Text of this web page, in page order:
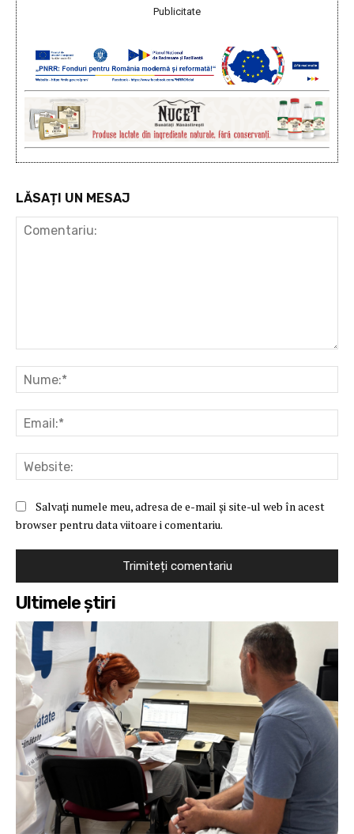
Publicitate
LĂSAȚI UN MESAJ
Salvați numele meu, adresa de e-mail și site-ul web în acest
browser pentru data viitoare i comentariu.
Ultimele ştiri